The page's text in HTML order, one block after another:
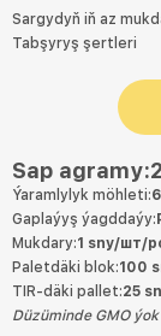
Sargydyň iň az
Tabşyryş şertleri
Sap
Ýaramlylyk möhleti:
Gaplaýyş ýagddaýy:
Mukdary:1 sny/шт/
Paletdäki blok:100
TIR-däki pallet:25
Düzüminde GMO ýok